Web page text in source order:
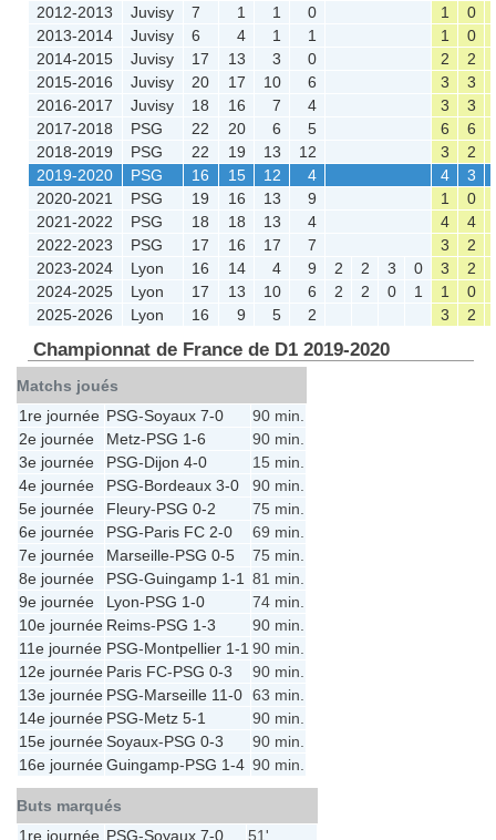
2012-2013
Juvisy 7 1 1 0 1 0
2013-2014
Juvisy 6 4 1 1 1 0
2014-2015
Juvisy 17 13 3 0 2 2
2015-2016
Juvisy 20 17 10 6 3 3
2016-2017
Juvisy 18 16 7 4 3 3
2017-2018
PSG 22 20 6 5 6 6
2018-2019
PSG 22 19 13 12 3 2
2019-2020
PSG 16 15 12 4 4 3
2020-2021
PSG 19 16 13 9 1 0
2021-2022
PSG 18 18 13 4 4 4
2022-2023
PSG 17 16 17 7 3 2
2023-2024
Lyon 16 14 4 9 2 2 3 0 3 2
2024-2025
Lyon 17 13 10 6 2 2 0 1 1 0
2025-2026
Lyon 16 9 5 2 3 2
Championnat de France de D1 2019-2020
Matchs joués
1re journée PSG-Soyaux 7-0
90 min.
2e journée
Metz-PSG 1-6
90 min.
3e journée
PSG-Dijon 4-0
15 min.
4e journée
PSG-Bordeaux 3-0
90 min.
5e journée
Fleury-PSG 0-2
75 min.
6e journée
PSG-Paris FC 2-0
69 min.
7e journée
Marseille-PSG 0-5
75 min.
8e journée
PSG-Guingamp 1-1
81 min.
9e journée
Lyon-PSG 1-0
74 min.
10e journée Reims-PSG 1-3
90 min.
11e journée PSG-Montpellier 1-1 90 min.
12e journée Paris FC-PSG 0-3
90 min.
13e journée PSG-Marseille 11-0 63 min.
14e journée PSG-Metz 5-1
90 min.
15e journéeSoyaux-PSG 0-3
90 min.
16e journéeGuingamp-PSG 1-4 90 min.
Buts marqués
1re journée PSG-Soyaux 7-0
51'